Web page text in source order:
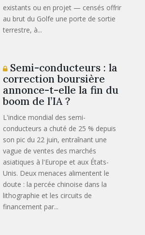
existants ou en projet — censés offrir
au brut du Golfe une porte de sortie
terrestre, à...
Semi-conducteurs : la
correction boursière
annonce-t-elle la fin du
boom de l’IA ?
L'indice mondial des semi-
conducteurs a chuté de 25 % depuis
son pic du 22 juin, entraînant une
vague de ventes des marchés
asiatiques à l'Europe et aux États-
Unis. Deux menaces alimentent le
doute : la percée chinoise dans la
lithographie et les circuits de
financement par...